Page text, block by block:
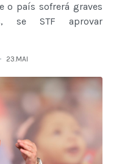
o país sofrerá graves
se STF aprovar
23.MAI